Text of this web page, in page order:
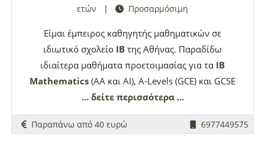
ετών
| Προσαρμόσιμη
Είμαι έμπειρος καθηγητής μαθηματικών σε
ιδιωτικό σχολείο IB της Αθήνας. Παραδίδω
ιδιαίτερα μαθήματα προετοιμασίας για τα IB
Mathematics (AA και AI), A-Levels (GCE) και GCSE
(Edexcel και Cambridge), Advanced Placement (AP)
καθώς και τα SAT και ACT admissions tests, στο
γραφείο μου στο Μαρούσι και κατ' οίκον στα
... δείτε περισσότερα ...
Παραπάνω από 40 ευρώ 6977449575